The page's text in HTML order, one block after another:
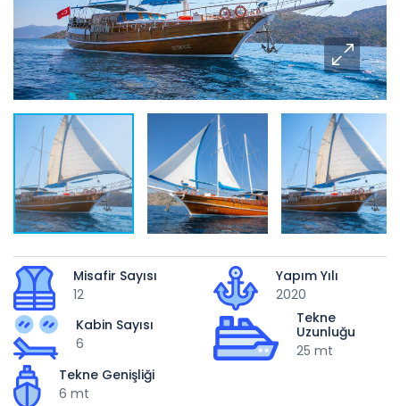
Misafir Sayısı
12
Yapım Yılı
2020
Kabin Sayısı
6
Tekne
Uzunluğu
25 mt
Tekne Genişliği
6 mt